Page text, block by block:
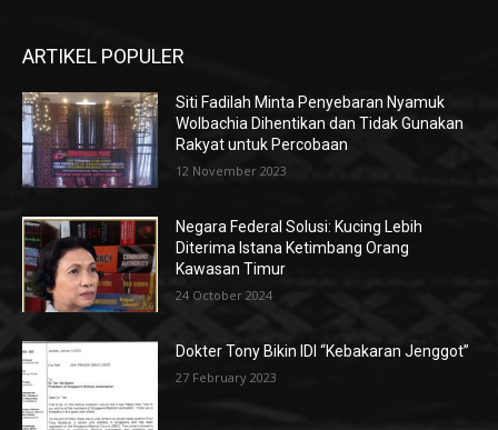
ARTIKEL POPULER
Siti Fadilah Minta Penyebaran Nyamuk
Wolbachia Dihentikan dan Tidak Gunakan
Rakyat untuk Percobaan
12 November 2023
Negara Federal Solusi: Kucing Lebih
Diterima Istana Ketimbang Orang
Kawasan Timur
24 October 2024
Dokter Tony Bikin IDI “Kebakaran Jenggot”
27 February 2023